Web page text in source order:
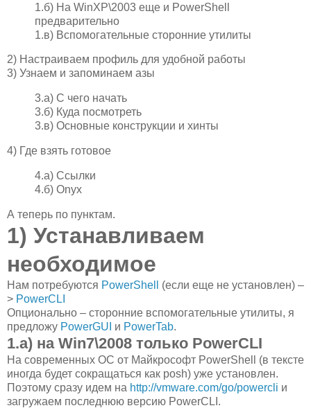
1.б) На WinXP\2003 еще и PowerShell
предварительно
1.в) Вспомогательные сторонние утилиты
2) Настраиваем профиль для удобной работы
3) Узнаем и запоминаем азы
3.а) С чего начать
3.б) Куда посмотреть
3.в) Основные конструкции и хинты
4) Где взять готовое
4.а) Ссылки
4.б) Onyx
А теперь по пунктам.
1) Устанавливаем
необходимое
Нам потребуются PowerShell
(если еще не установлен) –
> PowerCLI
Опционально – сторонние вспомогательные утилиты, я
предложу PowerGUI и PowerTab.
1.а) на Win7\2008 только PowerCLI
На современных ОС от Майкрософт PowerShell (в тексте
иногда будет сокращаться как posh) уже установлен.
Поэтому сразу идем на http://vmware.com/go/powercli и
загружаем последнюю версию PowerCLI.